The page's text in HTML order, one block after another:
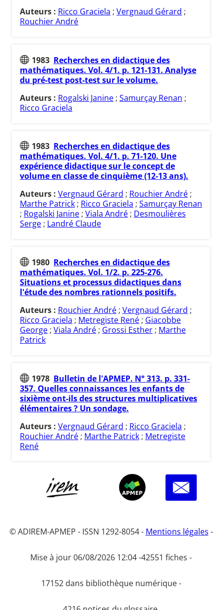
Auteurs : Ricco Graciela ; Vergnaud Gérard ;
Rouchier André
1983 Recherches en didactique des
mathématiques. Vol. 4/1. p. 121-131. Analyse
du pré-test post-test sur le volume.
Auteurs : Rogalski Janine ; Samurçay Renan ;
Ricco Graciela
1983 Recherches en didactique des
mathématiques. Vol. 4/1. p. 71-120. Une
expérience didactique sur le concept de
volume en classe de cinquième (12-13 ans).
Auteurs : Vergnaud Gérard ; Rouchier André;
Marthe Patrick; Ricco Graciela ; Samurçay Renan
; Rogalski Janine; Viala André; Desmoulières
Serge; Landré Claude
1980 Recherches en didactique des
mathématiques. Vol. 1/2. p. 225-276.
Situations et processus didactiques dans
l'étude des nombres rationnels positifs.
Auteurs : Rouchier André ; Vergnaud Gérard ;
Ricco Graciela ; Metregiste René ; Giacobbe
George ; Viala André ; Grossi Esther ; Marthe
Patrick
1978 Bulletin de l'APMEP. N° 313. p. 331-
357. Quelles connaissances les enfants de
sixième ont-ils des structures multiplicatives
élémentaires ? Un sondage.
Auteurs : Vergnaud Gérard ; Ricco Graciela ;
Rouchier André ; Marthe Patrick ; Metregiste
René
© ADIREM-APMEP - ISSN 1292-8054 - Mentions légales -
Mise à jour 06/08/2026 12:04 -42551 fiches -
17152 dans bibliothèque numérique -